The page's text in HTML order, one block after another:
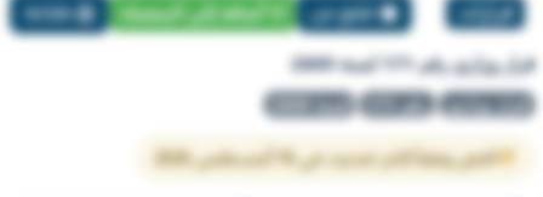
قرارات تبليغ عن أضافة إلي المفضلة طباعة
قرار وزاري رقم 171 لسنة 2009
قرار وزاري رقم 171 لسنة 2009
النص وفقاً لآخر تحديث في 10 أغسطس 2026